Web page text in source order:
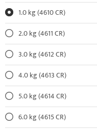
1.0 kg (4610 CR)
2.0 kg (4611 CR)
3.0 kg (4612 CR)
4.0 kg (4613 CR)
5.0 kg (4614 CR)
6.0 kg (4615 CR)